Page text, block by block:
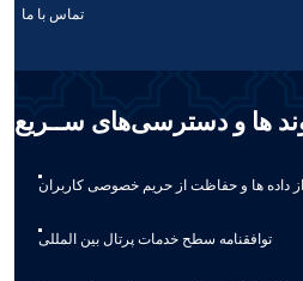
تماس با ما
ها و دسترسی‌های ســریع
از داده ها و حفاظت از حريم خصوصی كاربران
توافقنامه سطح خدمات پرتال بین المللی